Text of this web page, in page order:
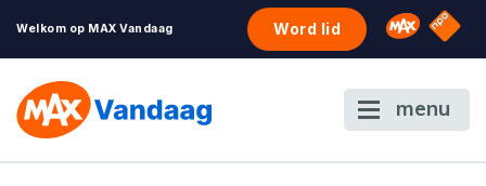
Welkom op MAX Vandaag Word lid Omroep
NPO
menu